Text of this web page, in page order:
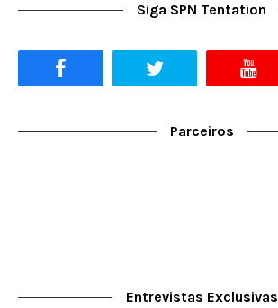
Siga SPN Tentation
Parceiros
Entrevistas Exclusivas